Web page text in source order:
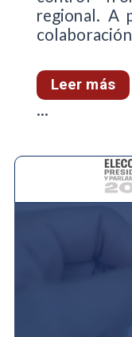
regional. A
Leer más
...